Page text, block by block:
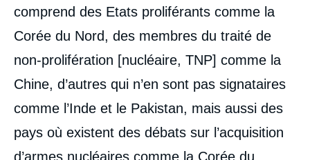
comprend des Etats proliférants comme la
Corée du Nord, des membres du traité de
non-prolifération [nucléaire, TNP] comme la
Chine, d’autres qui n’en sont pas signataires
comme l’Inde et le Pakistan, mais aussi des
pays où existent des débats sur l’acquisition
d’armes nucléaires comme la Corée du